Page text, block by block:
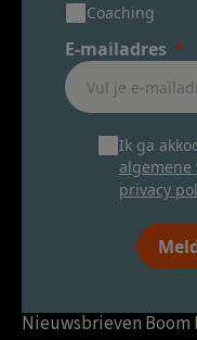
Coaching
E-mailadres
Ik ga
algemene
privacy
Nieuwsbrieven Boom